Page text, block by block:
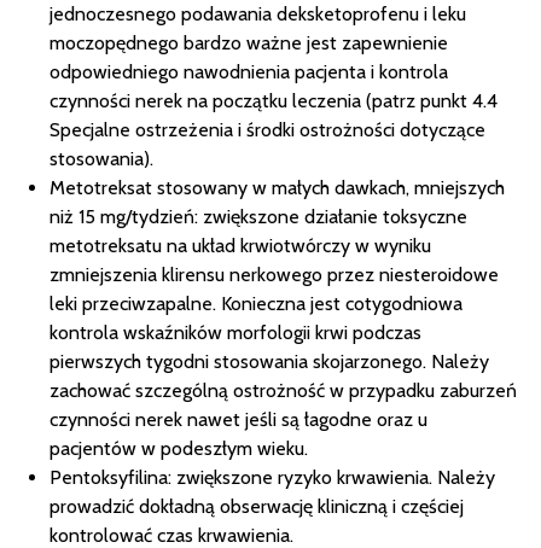
jednoczesnego podawania deksketoprofenu i leku
moczopędnego bardzo ważne jest zapewnienie
odpowiedniego nawodnienia pacjenta i kontrola
czynności nerek na początku leczenia (patrz punkt 4.4
Specjalne ostrzeżenia i środki ostrożności dotyczące
stosowania).
Metotreksat stosowany w małych dawkach, mniejszych
niż 15 mg/tydzień: zwiększone działanie toksyczne
metotreksatu na układ krwiotwórczy w wyniku
zmniejszenia klirensu nerkowego przez niesteroidowe
leki przeciwzapalne. Konieczna jest cotygodniowa
kontrola wskaźników morfologii krwi podczas
pierwszych tygodni stosowania skojarzonego. Należy
zachować szczególną ostrożność w przypadku zaburzeń
czynności nerek nawet jeśli są łagodne oraz u
pacjentów w podeszłym wieku.
Pentoksyfilina: zwiększone ryzyko krwawienia. Należy
prowadzić dokładną obserwację kliniczną i częściej
kontrolować czas krwawienia.